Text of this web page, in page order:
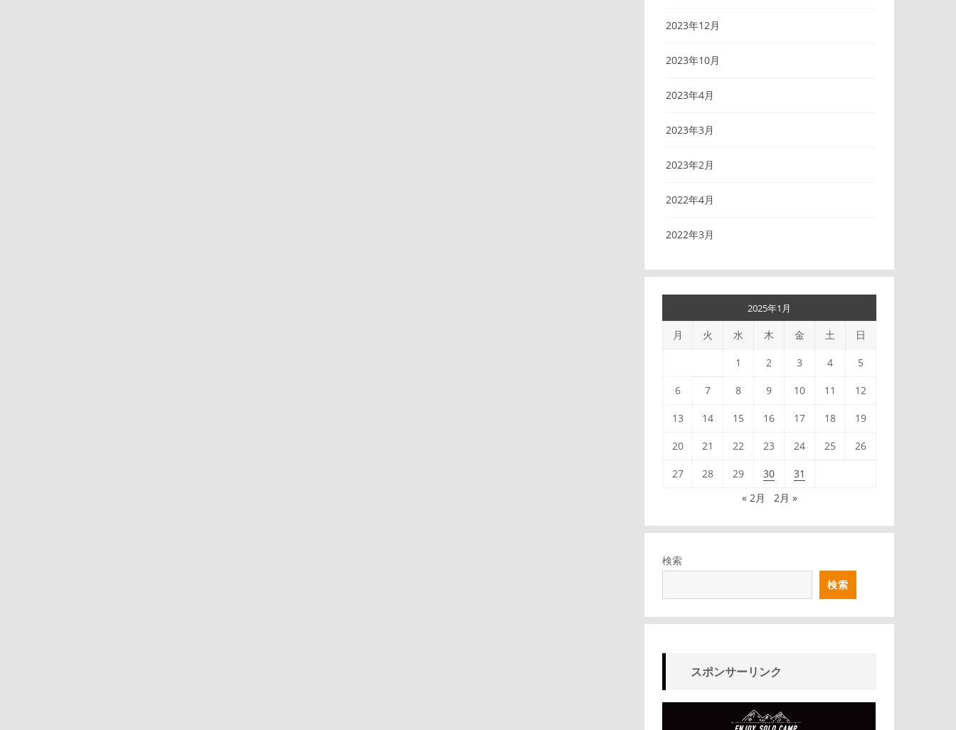
2023年12月
2023年10月
2023年4月
2023年3月
2023年2月
2022年4月
2022年3月
2025年1月
月 火 水 木 金 土 日
1 2 3 4 5
6 7 8 9 10 11 12
13 14 15 16 17 18 19
20 21 22 23 24 25 26
27 28 29 30
31
« 2月
2月 »
検索
検索
スポンサーリンク